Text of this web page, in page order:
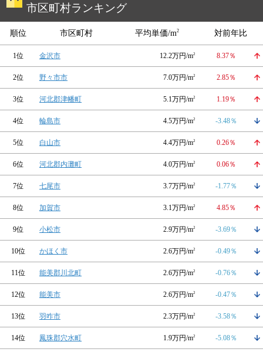
市区町村ランキング
順位 市区町村 平均単価/m2 対前年比
1位 金沢市 12.2万円/m2 8.37％
2位 野々市市 7.0万円/m2 2.85％
3位 河北郡津幡町 5.1万円/m2 1.19％
4位 輪島市 4.5万円/m2 -3.48％
5位 白山市 4.4万円/m2 0.26％
6位 河北郡内灘町 4.0万円/m2 0.06％
7位 七尾市 3.7万円/m2 -1.77％
8位 加賀市 3.1万円/m2 4.85％
9位 小松市 2.9万円/m2 -3.69％
10位 かほく市 2.6万円/m2 -0.49％
11位 能美郡川北町 2.6万円/m2 -0.76％
12位 能美市 2.6万円/m2 -0.47％
13位 羽咋市 2.3万円/m2 -3.58％
14位 鳳珠郡穴水町 1.9万円/m2 -5.08％